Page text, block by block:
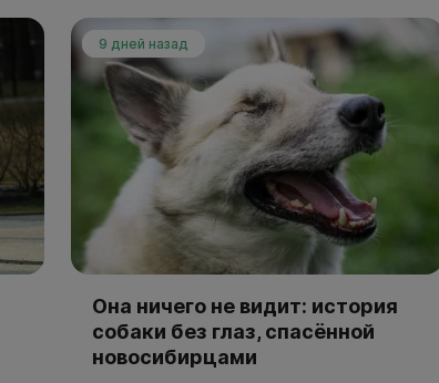
9 дней назад
Она ничего не видит: история
собаки без глаз, спасённой
новосибирцами